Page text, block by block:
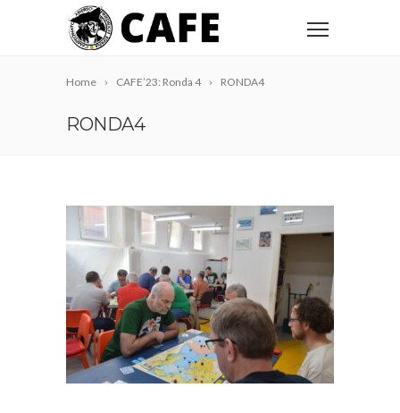
Home CAFE’23: Ronda 4 RONDA4
RONDA4